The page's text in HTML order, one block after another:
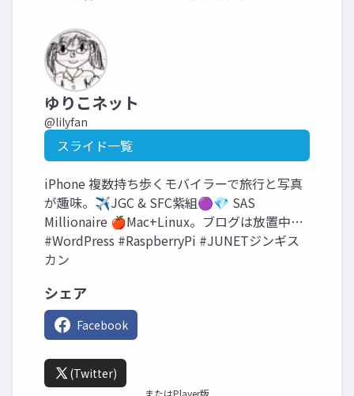
ゆりこネット
@lilyfan
スライド一覧
iPhone 複数持ち歩くモバイラーで旅行と写真
が趣味。✈️JGC & SFC紫組🟣💎 SAS
Millionaire 🍎Mac+Linux。ブログは放置中…
#WordPress #RaspberryPi #JUNETジンギス
カン
シェア
Facebook
(Twitter)
またはPlayer版